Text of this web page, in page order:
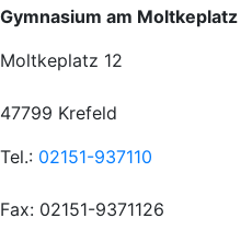
Gymnasium am Moltkeplatz
Moltkeplatz 12
47799 Krefeld
Tel.: 02151-937110
Fax: 02151-9371126